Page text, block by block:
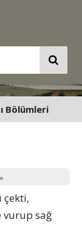
Bölümleri
çekti,
vurup sağ